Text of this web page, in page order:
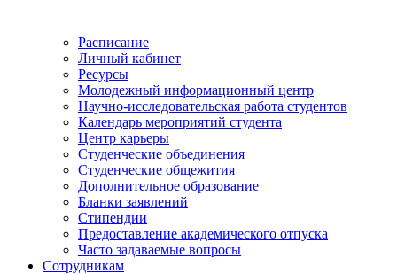
Расписание
Личный кабинет
Ресурсы
Молодежный информационный центр
Научно-исследовательская работа студентов
Календарь мероприятий студента
Центр карьеры
Студенческие объединения
Студенческие общежития
Дополнительное образование
Бланки заявлений
Стипендии
Предоставление академического отпуска
Часто задаваемые вопросы
Сотрудникам